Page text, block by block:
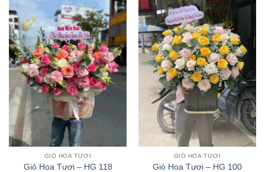
GIỎ HOA TƯƠI
Giỏ Hoa Tươi – HG 118
GIỎ HOA TƯƠI
Giỏ Hoa Tươi – HG 100